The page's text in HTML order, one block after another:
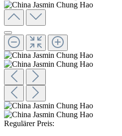
Regulärer Preis: